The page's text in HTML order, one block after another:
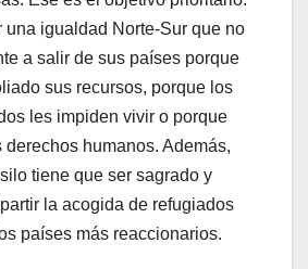
una igualdad Norte-Sur que no
a salir de sus países porque
sus recursos, porque los
les impiden vivir o porque
humanos. Además,
tiene que ser sagrado y
la acogida de refugiados
países más reaccionarios.